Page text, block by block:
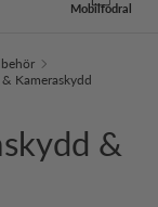
Mobilfodral
Kameraskydd
&